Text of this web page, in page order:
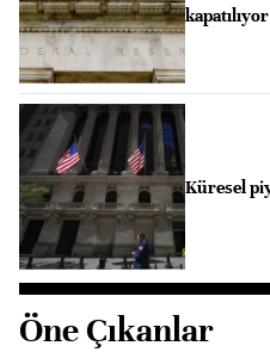
kapatılıyor
Küresel
Öne Çıkanlar